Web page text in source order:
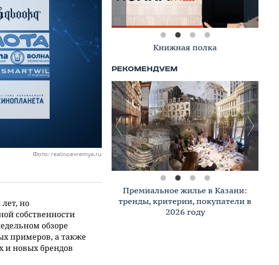
Фото: realnoevremya.ru
но
собственности
обзоре
примеров, а также
и новых брендов
Книжная полка
Премиальное жилье в Казани:
тренды, критерии, покупатели в
2026 году